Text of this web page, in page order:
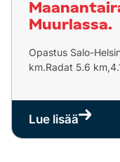
Muurlassa.
Opastus Salo-
km.Radat 5.6
Lue lisää